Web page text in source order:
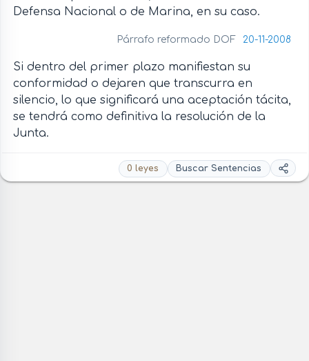
Defensa Nacional o de Marina, en su caso.
Párrafo reformado DOF 20-11-2008
Si dentro del primer plazo manifiestan su
conformidad o dejaren que transcurra en
silencio, lo que significará una aceptación tácita,
se tendrá como definitiva la resolución de la
Junta.
0 leyes Buscar Sentencias